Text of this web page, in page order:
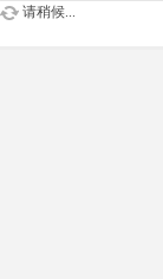
请稍候...